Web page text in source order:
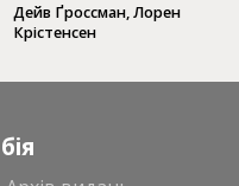
Дейв Ґроссман, Лорен
Крістенсен